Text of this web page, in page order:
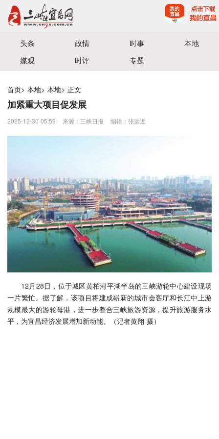
宜昌三峡融媒体中心主办
头条 政情 时事
本地
媒观
时评 专题
首页> 本地> 本地> 正文
加紧重大项目促发展
2025-12-30 05:59 来源：三峡日报 编辑：张远近
12月28日，位于城区黄柏河平湖半岛的三峡游轮中心建设现场
一片繁忙。据了解，该项目将建成崭新的城市会客厅和长江中上游
规模最大的游轮母港，进一步整合三峡旅游资源，提升旅游服务水
平，为宜昌经济发展增加新动能。（记者黄翔 摄）